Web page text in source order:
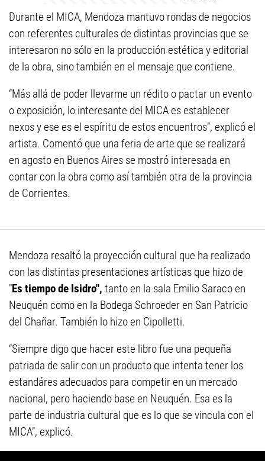
Durante el MICA, Mendoza mantuvo rondas de negocios
con referentes culturales de distintas provincias que se
interesaron no sólo en la producción estética y editorial
de la obra, sino también en el mensaje que contiene.
“Más allá de poder llevarme un rédito o pactar un evento
o exposición, lo interesante del MICA es establecer
nexos y ese es el espíritu de estos encuentros”, explicó el
artista. Comentó que una feria de arte que se realizará
en agosto en Buenos Aires se mostró interesada en
contar con la obra como así también otra de la provincia
de Corrientes.
Mendoza resaltó la proyección cultural que ha realizado
con las distintas presentaciones artísticas que hizo de
"Es tiempo de Isidro", tanto en la sala Emilio Saraco en
Neuquén como en la Bodega Schroeder en San Patricio
del Chañar. También lo hizo en Cipolletti.
“Siempre digo que hacer este libro fue una pequeña
patriada de salir con un producto que intenta tener los
estandáres adecuados para competir en un mercado
nacional, pero haciendo base en Neuquén. Esa es la
parte de industria cultural que es lo que se vincula con el
MICA”, explicó.